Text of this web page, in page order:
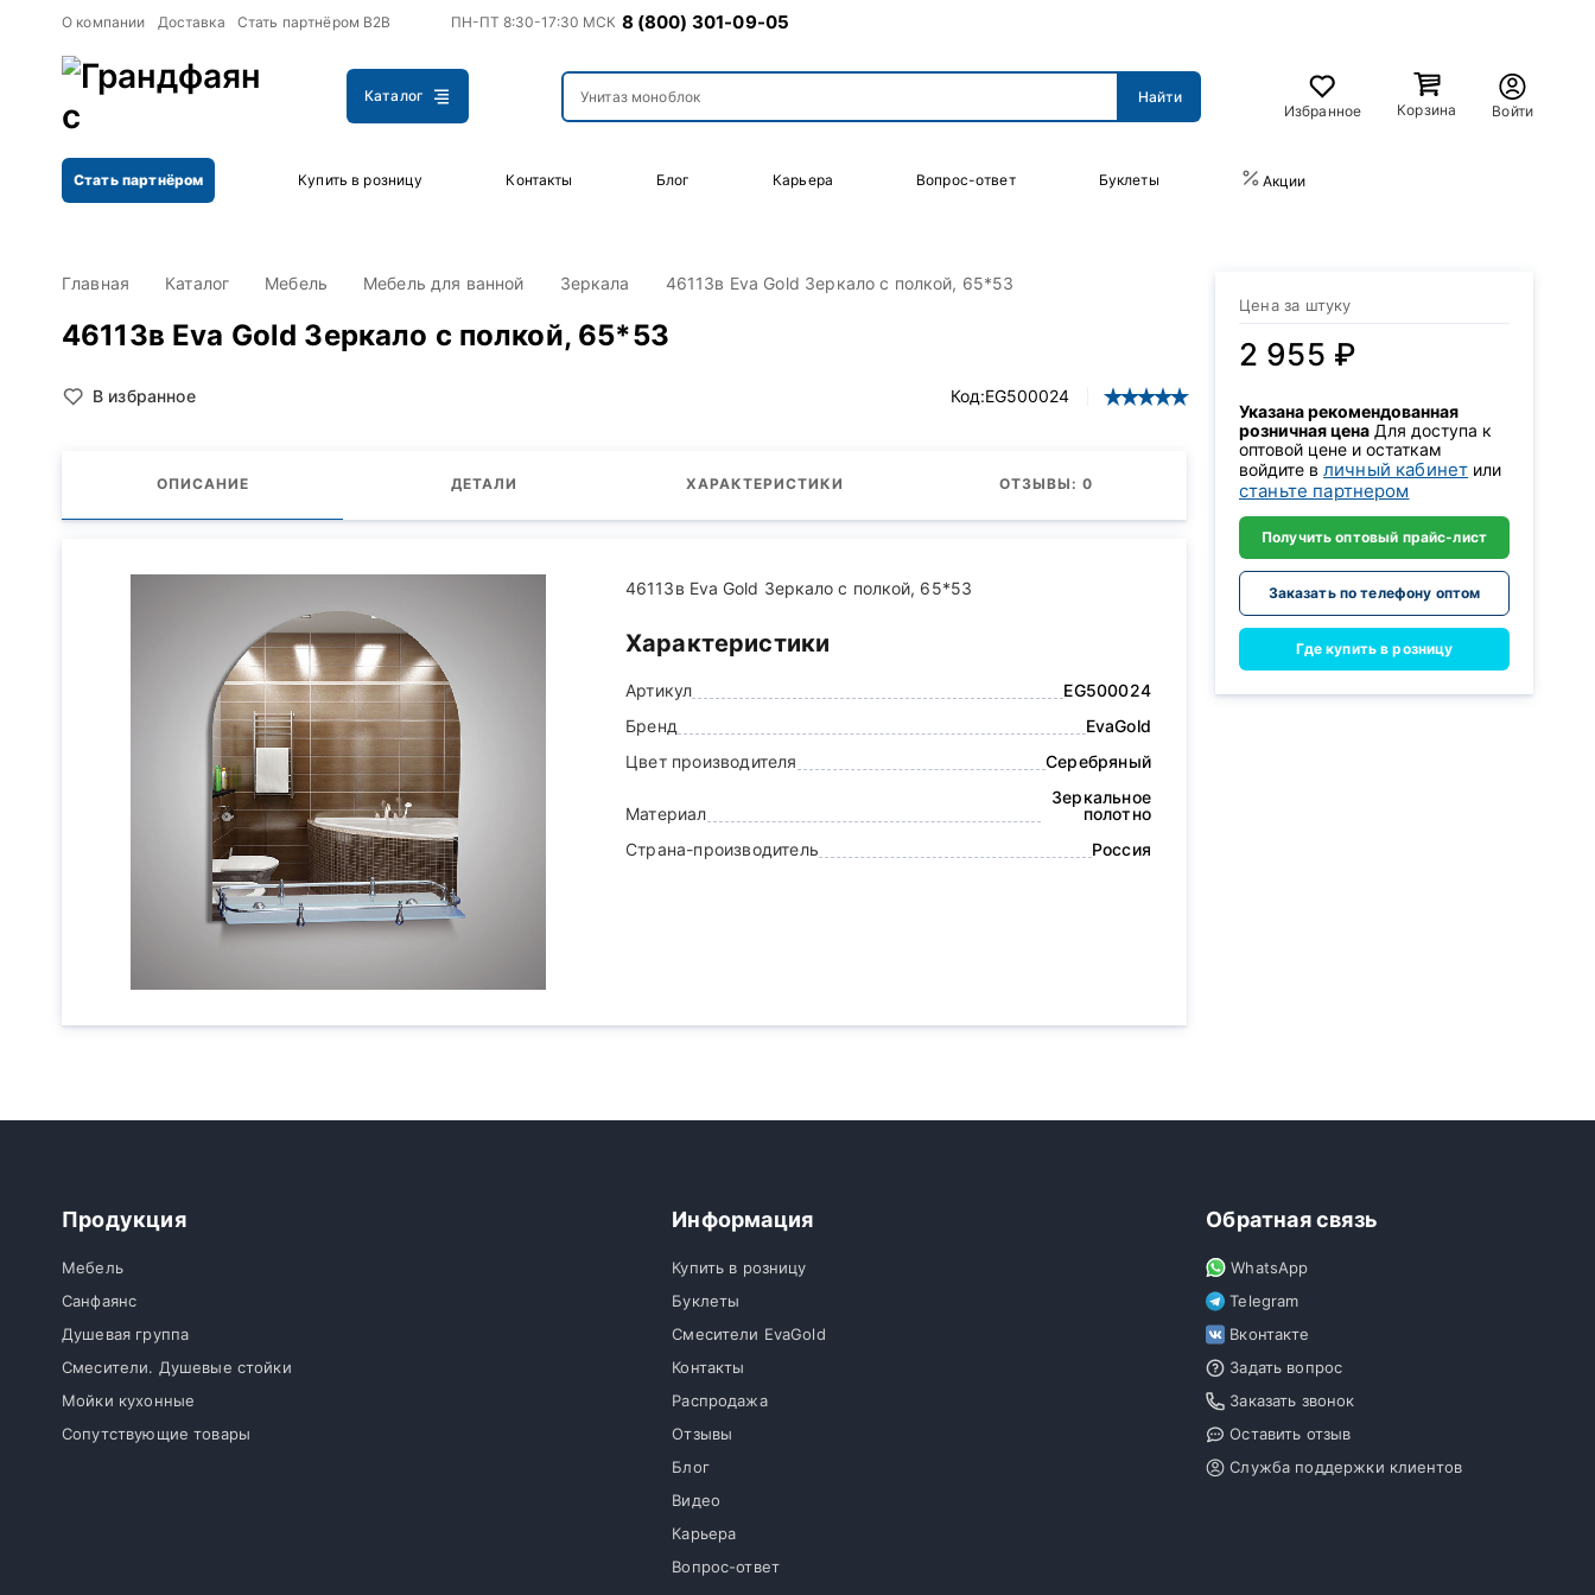
О компании Доставка Стать партнёром B2B ПН-ПТ 8:30-17:30 МСК 8 (800) 301-09-05
Каталог
Избранное
Корзина Войти
Стать партнёром Купить в розницу Контакты Блог Карьера Вопрос-ответ Буклеты Акции
Главная Каталог Мебель Мебель для ванной Зеркала 46113в Eva Gold Зеркало с полкой, 65*53
46113в Eva Gold Зеркало с полкой, 65*53
В избранное Код:EG500024
ОПИСАНИЕ ДЕТАЛИ ХАРАКТЕРИСТИКИ ОТЗЫВЫ: 0
46113в Eva Gold Зеркало с полкой, 65*53
Характеристики
Артикул
EG500024
Бренд
EvaGold
Цвет производителя
Серебряный
Материал
Зеркальное
полотно
Страна-производитель
Россия
Цена за штуку
2 955 ₽
Указана рекомендованная
розничная цена Для доступа к
оптовой цене и остаткам
войдите в личный кабинет или
станьте партнером
Получить оптовый прайс-лист
Заказать по телефону оптом
Где купить в розницу
Продукция
Мебель
Санфаянс
Душевая группа
Смесители. Душевые стойки
Мойки кухонные
Сопутствующие товары
Информация
Купить в розницу
Буклеты
Смесители EvaGold
Контакты
Распродажа
Отзывы
Блог
Видео
Карьера
Вопрос-ответ
Обратная связь
WhatsApp
Telegram
Вконтакте
Задать вопрос
Заказать звонок
Оставить отзыв
Служба поддержки клиентов